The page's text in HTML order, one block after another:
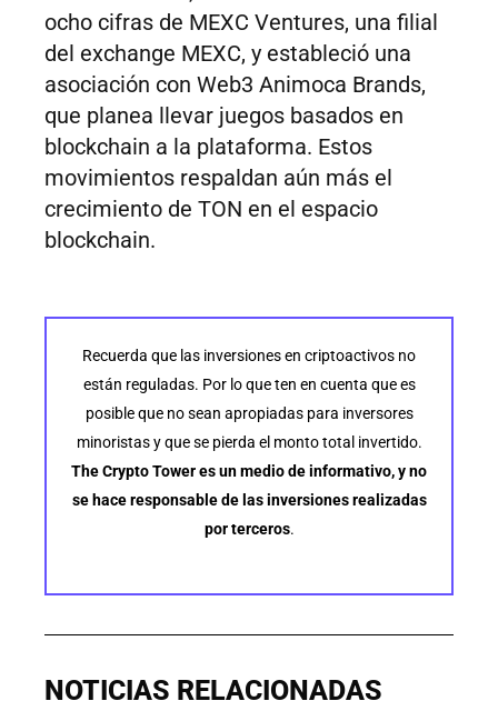
ocho cifras de MEXC Ventures, una filial
del exchange MEXC, y estableció una
asociación con Web3 Animoca Brands,
que planea llevar juegos basados en
blockchain a la plataforma. Estos
movimientos respaldan aún más el
crecimiento de TON en el espacio
blockchain.
Recuerda que las inversiones en criptoactivos no
están reguladas. Por lo que ten en cuenta que es
posible que no sean apropiadas para inversores
minoristas y que se pierda el monto total invertido.
The Crypto Tower es un medio de informativo, y no
se hace responsable de las inversiones realizadas
por terceros.
NOTICIAS RELACIONADAS